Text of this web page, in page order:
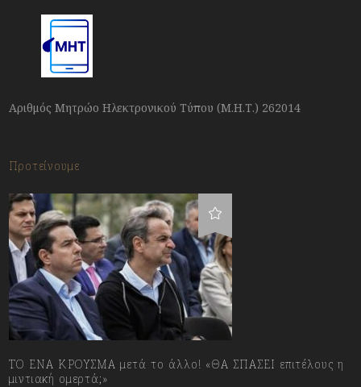
Αριθμός Μητρώο Ηλεκτρονικού Τύπου (Μ.Η.Τ.) 262014
Προτείνουμε
ΤΟ ΕΝΑ ΚΡΟΥΣΜΑ μετά το άλλο! «ΘΑ ΣΠΑΣΕΙ επιτέλους η
μιντιακή ομερτά;»